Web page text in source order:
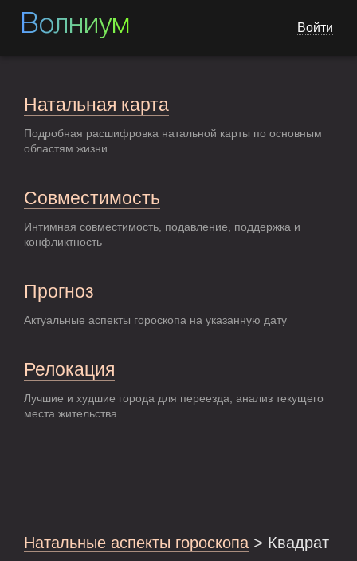
Волниум Войти
Натальная карта
Подробная расшифровка натальной карты по основным
областям жизни.
Совместимость
Интимная совместимость, подавление, поддержка и
конфликтность
Прогноз
Актуальные аспекты гороскопа на указанную дату
Релокация
Лучшие и худшие города для переезда, анализ текущего
места жительства
Натальные аспекты гороскопа > Квадрат